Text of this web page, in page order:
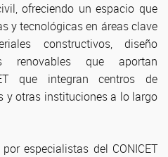
ofreciendo un espacio que
y tecnológicas en áreas clave
constructivos, diseño
renovables que aportan
que integran centros de
y otras instituciones a lo largo
especialistas del CONICET